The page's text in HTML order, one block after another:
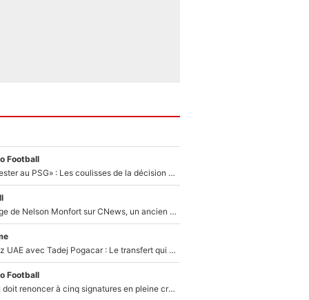
Football
«Il a décidé de rester au PSG» : Les coulisses de la décision de Lucas Chevalier pour son transfert
Après le dérapage de Nelson Monfort sur CNews, un ancien journaliste de France Télévisions relance la polémique sur les incendies en Gironde
Paul Seixas chez UAE avec Tadej Pogacar : Le transfert qui effraie le peloton, «c’est la pire des choses qui puisse arriver»
Football
Grégory Lorenzi doit renoncer à cinq signatures en pleine crise financière : L’IA propose sept noms à l’OM pour un mercato réussi... à seulement 5M€ !